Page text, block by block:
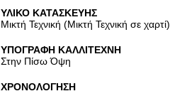
ΥΛΙΚΟ ΚΑΤΑΣΚΕΥΗΣ
Μικτή Τεχνική (Μικτή Τεχνική σε χαρτί)
ΥΠΟΓΡΑΦΗ ΚΑΛΛΙΤΕΧΝΗ
Στην Πίσω Όψη
ΧΡΟΝΟΛΟΓΗΣΗ